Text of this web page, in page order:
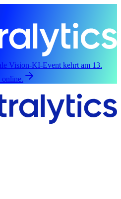
Vision-KI-Event kehrt am 13.
online.